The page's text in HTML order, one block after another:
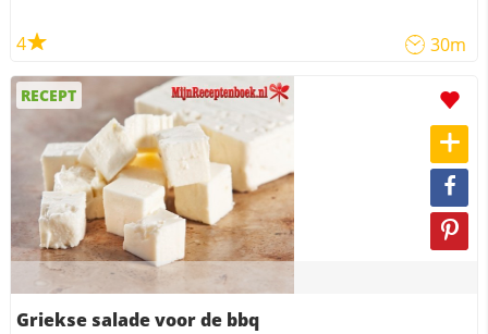
4 30m
RECEPT
Griekse salade voor de bbq